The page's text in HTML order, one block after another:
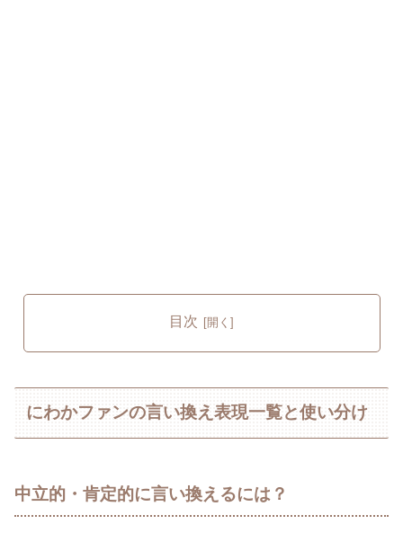
目次
にわかファンの言い換え表現一覧と使い分け
中立的・肯定的に言い換えるには？